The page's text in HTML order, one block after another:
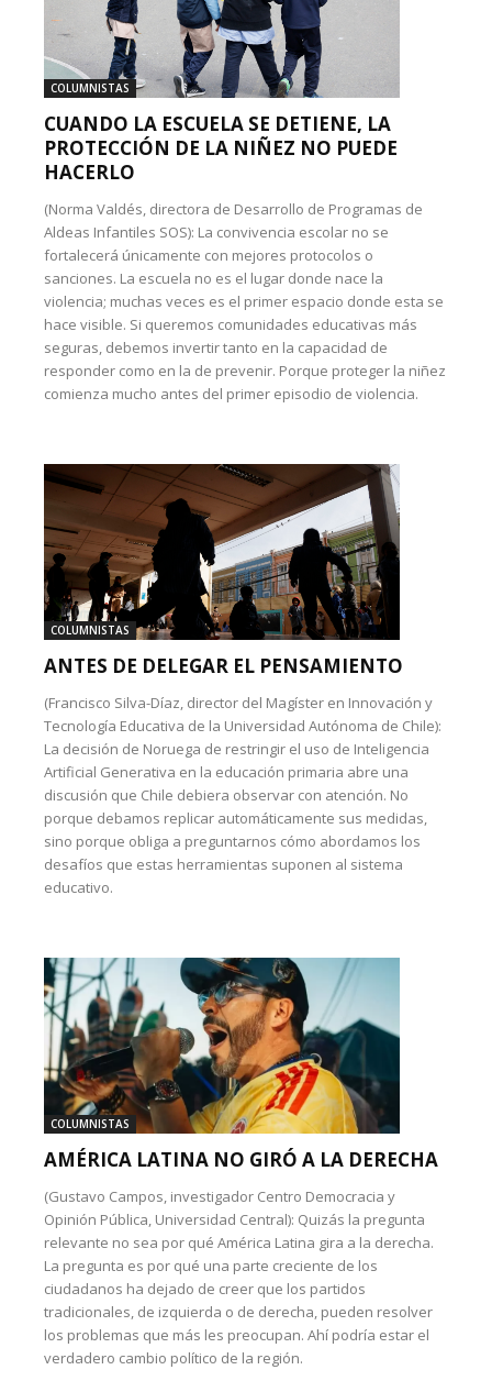
COLUMNISTAS
CUANDO LA ESCUELA SE DETIENE, LA
PROTECCIÓN DE LA NIÑEZ NO PUEDE
HACERLO
(Norma Valdés, directora de Desarrollo de Programas de
Aldeas Infantiles SOS): La convivencia escolar no se
fortalecerá únicamente con mejores protocolos o
sanciones. La escuela no es el lugar donde nace la
violencia; muchas veces es el primer espacio donde esta se
hace visible. Si queremos comunidades educativas más
seguras, debemos invertir tanto en la capacidad de
responder como en la de prevenir. Porque proteger la niñez
comienza mucho antes del primer episodio de violencia.
COLUMNISTAS
ANTES DE DELEGAR EL PENSAMIENTO
(Francisco Silva-Díaz, director del Magíster en Innovación y
Tecnología Educativa de la Universidad Autónoma de Chile):
La decisión de Noruega de restringir el uso de Inteligencia
Artificial Generativa en la educación primaria abre una
discusión que Chile debiera observar con atención. No
porque debamos replicar automáticamente sus medidas,
sino porque obliga a preguntarnos cómo abordamos los
desafíos que estas herramientas suponen al sistema
educativo.
COLUMNISTAS
AMÉRICA LATINA NO GIRÓ A LA DERECHA
(Gustavo Campos, investigador Centro Democracia y
Opinión Pública, Universidad Central): Quizás la pregunta
relevante no sea por qué América Latina gira a la derecha.
La pregunta es por qué una parte creciente de los
ciudadanos ha dejado de creer que los partidos
tradicionales, de izquierda o de derecha, pueden resolver
los problemas que más les preocupan. Ahí podría estar el
verdadero cambio político de la región.